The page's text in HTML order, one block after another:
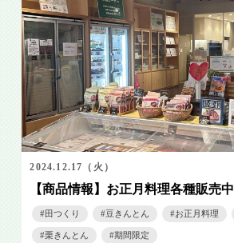
2024.12.17（火）
【商品情報】お正月料理各種販売中
田つくり 豆きんとん お正月料理
栗きんとん 期間限定